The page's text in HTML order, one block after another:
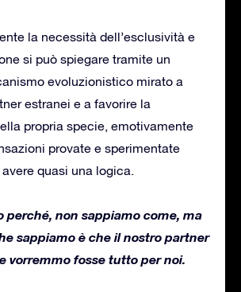
la necessità dell’esclusività e
si può spiegare tramite un
evoluzionistico mirato a
estranei e a favorire la
propria specie, emotivamente
provate e sperimentate
quasi una logica.
perché, non sappiamo come, ma
sappiamo è che il nostro partner
vorremmo fosse tutto per noi.